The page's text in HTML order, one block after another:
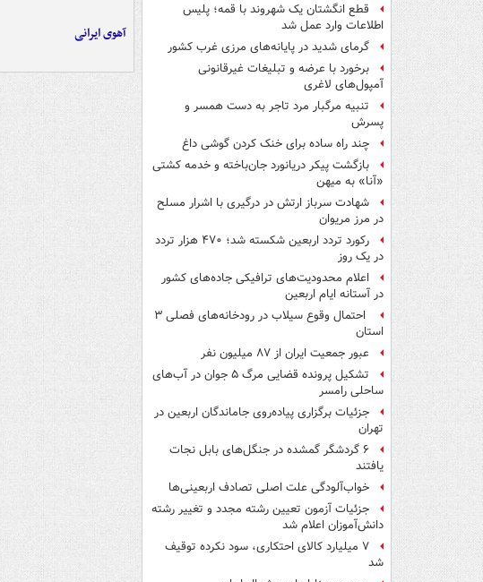
قطع انگشتان یک شهروند با قمه؛ پلیس
اطلاعات وارد عمل شد
گرمای شدید در پایانه‌های مرزی غرب کشور
برخورد با عرضه و تبلیغات غیرقانونی
آمپول‌های لاغری
تنبیه مرگبار مرد تاجر به دست همسر و
پسرش
چند راه‌ ساده برای خنک کردن گوشی داغ
بازگشت پیکر دریانورد جان‌باخته و خدمه کشتی
«آنا» به میهن
شهادت سرباز ارتش در درگیری با اشرار مسلح
در مرز مریوان
رکورد تردد اربعین شکسته شد؛ ۴۷۰ هزار تردد
در یک روز
اعلام محدودیت‌های ترافیکی جاده‌های کشور
در آستانه ایام اربعین
احتمال وقوع سیلاب در رودخانه‌های فصلی ۳
استان
عبور جمعیت ایران از ۸۷ میلیون نفر
تشکیل پرونده قضایی مرگ ۵ جوان در آب‌های
ساحلی رامسر
جزئیات برگزاری پیاده‌روی جاماندگان اربعین در
تهران
۶ گردشگر گمشده در جنگل‌های بابل نجات
یافتند
خواب‌آلودگی علت اصلی تصادف اربعینی‌ها
جزئیات آزمون تعیین رشته مجدد و تغییر رشته
دانش‌آموزان اعلام شد
۷ میلیارد کالای احتکاری، سود نکرده توقیف
شد
آهوی ایرانی